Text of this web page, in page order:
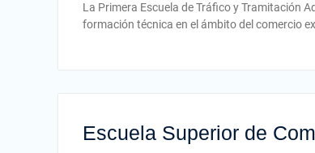
La Primera Escuela de Tráfico y Tramitación
formación técnica en el ámbito del comercio
Escuela Superior de